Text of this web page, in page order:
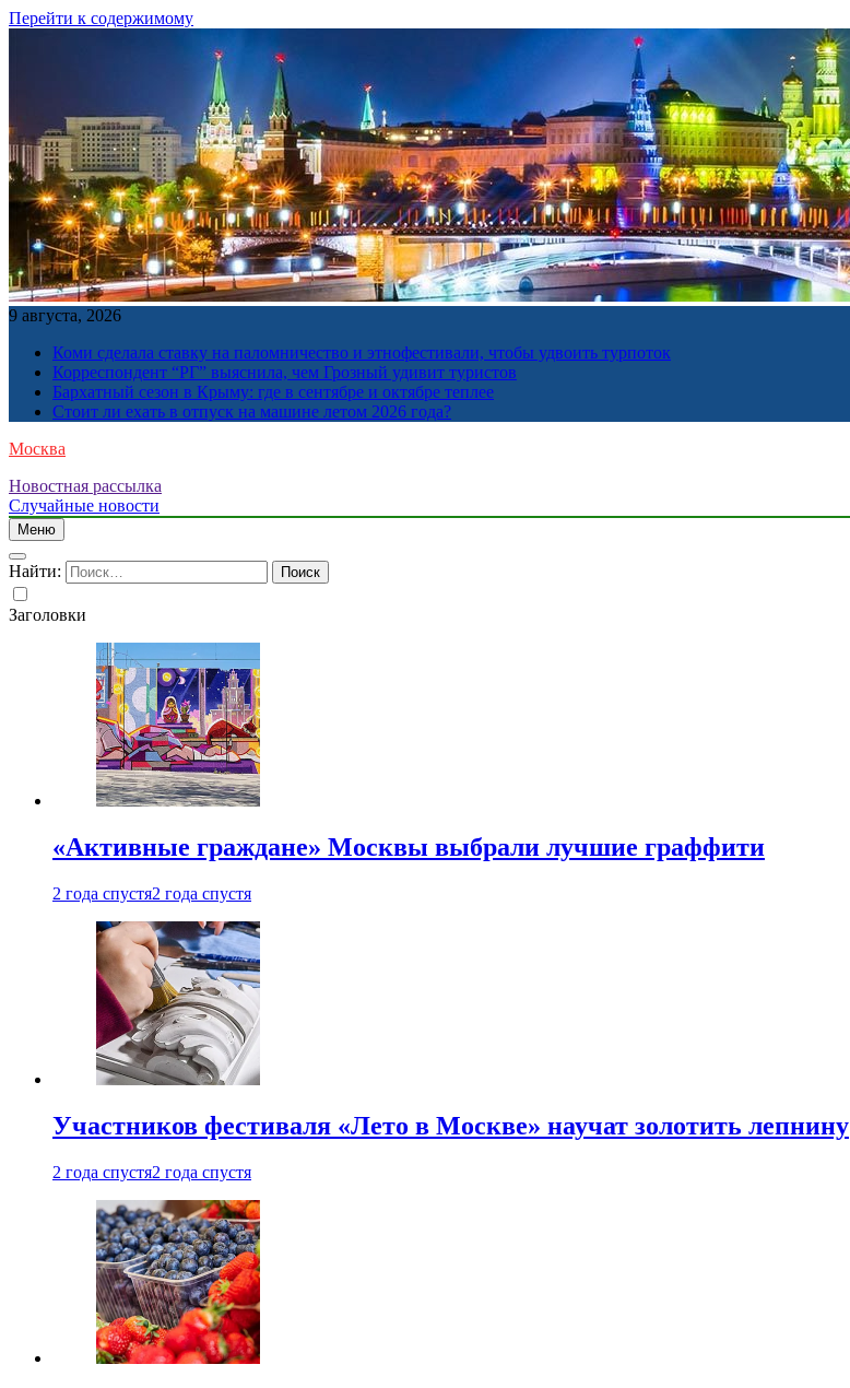
Перейти к содержимому
9 августа, 2026
Коми сделала ставку на паломничество и этнофестивали, чтобы удвоить турпоток
Корреспондент “РГ” выяснила, чем Грозный удивит туристов
Бархатный сезон в Крыму: где в сентябре и октябре теплее
Стоит ли ехать в отпуск на машине летом 2026 года?
Москва
Новостная рассылка
Случайные новости
Меню
Найти:
Заголовки
«Активные граждане» Москвы выбрали лучшие граффити
2 года спустя2 года спустя
Участников фестиваля «Лето в Москве» научат золотить лепнину
2 года спустя2 года спустя